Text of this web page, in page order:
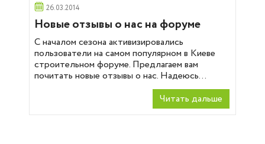
26.03.2014
Новые отзывы о нас на форуме
С началом сезона активизировались
пользователи на самом популярном в Киеве
строительном форуме. Предлагаем вам
почитать новые отзывы о нас. Надеюсь...
Читать дальше